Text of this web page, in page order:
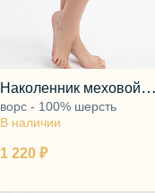
Блузы, толстовки
Пуловеры
Костюмы
Платья
Юбки
Брюки, шорты
1 220 ₽
В наличии
Наколенник меховой
бежевый
ворс - 100% шерсть